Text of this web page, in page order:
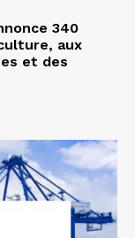
340
aux
et des